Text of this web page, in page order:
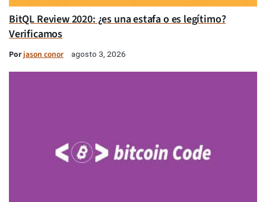
BitQL Review 2020: ¿es una estafa o es legítimo?
Verificamos
Porjason conor agosto 3, 2026